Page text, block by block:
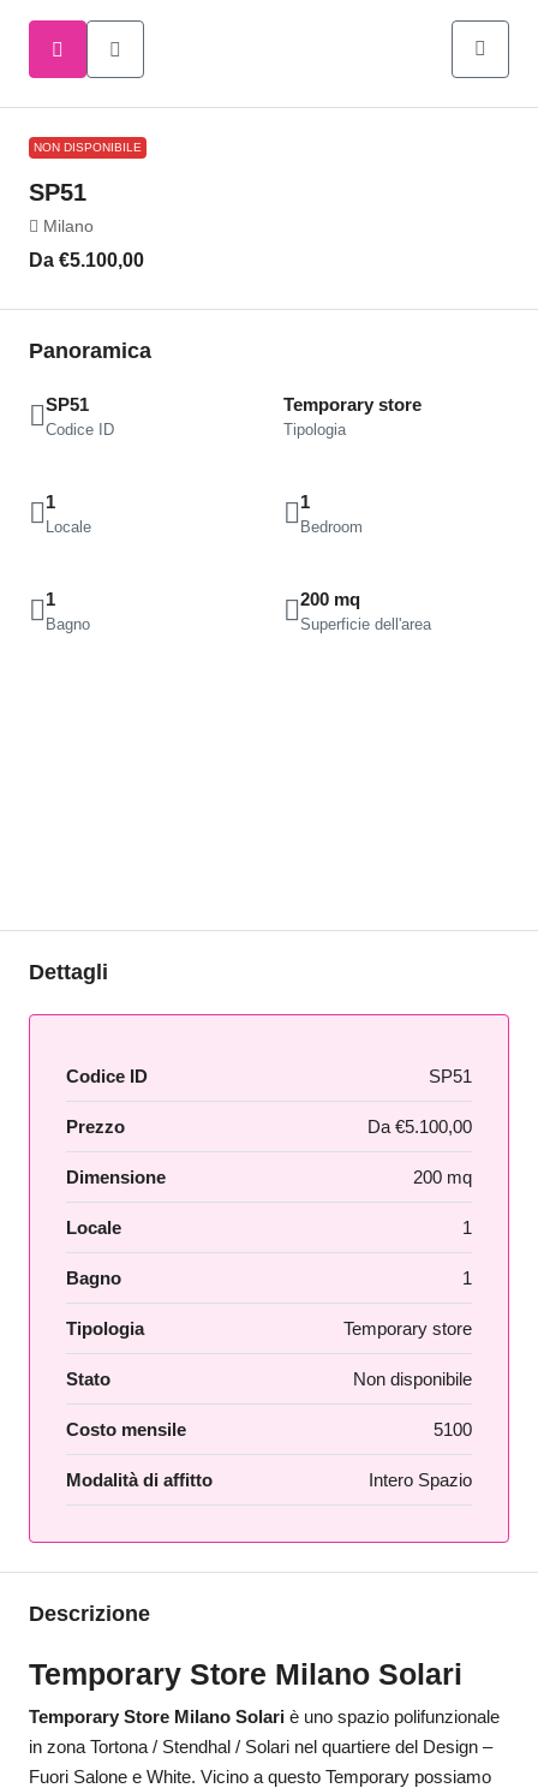
NON DISPONIBILE
SP51
Milano
Da €5.100,00
Panoramica
SP51
Codice ID
Temporary store
Tipologia
1
Locale
1
Bedroom
1
Bagno
200 mq
Superficie dell'area
Dettagli
Codice ID SP51
Prezzo Da €5.100,00
Dimensione 200 mq
Locale 1
Bagno 1
Tipologia Temporary store
Stato Non disponibile
Costo mensile 5100
Modalità di affitto Intero Spazio
Descrizione
Temporary Store Milano Solari
Temporary Store Milano Solari è uno spazio polifunzionale
in zona Tortona / Stendhal / Solari nel quartiere del Design –
Fuori Salone e White. Vicino a questo Temporary possiamo